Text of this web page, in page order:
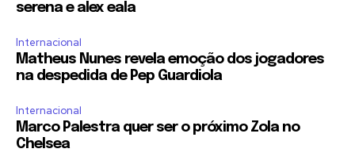
serena e alex eala
Internacional
Matheus Nunes revela emoção dos jogadores
na despedida de Pep Guardiola
Internacional
Marco Palestra quer ser o próximo Zola no
Chelsea